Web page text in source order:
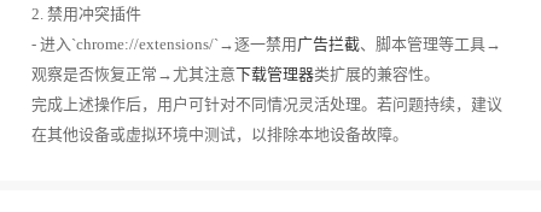
2. 禁用冲突插件
- 进入`chrome://extensions/`→逐一禁用广告拦截、脚本管理等工具→
观察是否恢复正常→尤其注意下载管理器类扩展的兼容性。
完成上述操作后，用户可针对不同情况灵活处理。若问题持续，建议
在其他设备或虚拟环境中测试，以排除本地设备故障。